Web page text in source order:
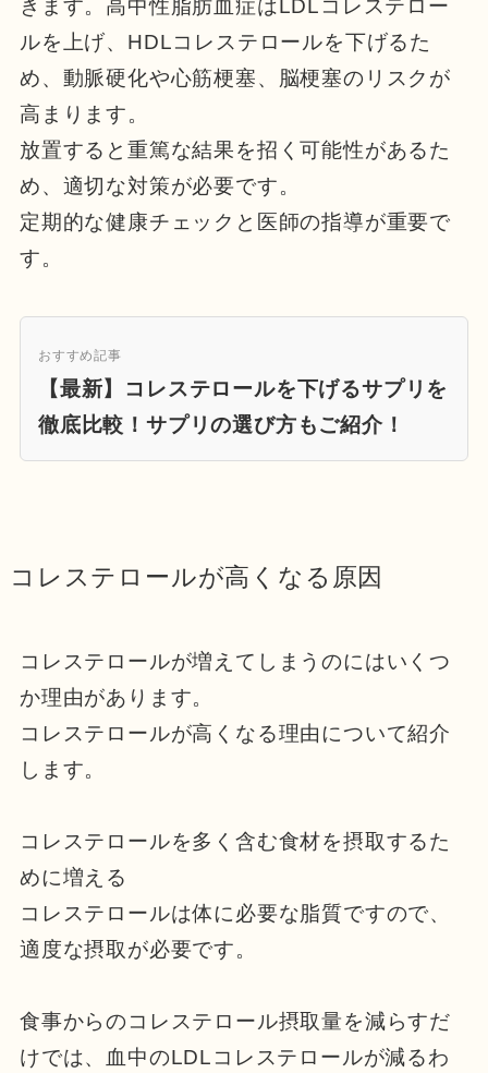
きます。高中性脂肪血症はLDLコレステロー
ルを上げ、HDLコレステロールを下げるた
め、動脈硬化や心筋梗塞、脳梗塞のリスクが
高まります。
放置すると重篤な結果を招く可能性があるた
め、適切な対策が必要です。
定期的な健康チェックと医師の指導が重要で
す。
おすすめ記事
【最新】コレステロールを下げるサプリを
徹底比較！サプリの選び方もご紹介！
コレステロールが高くなる原因
コレステロールが増えてしまうのにはいくつ
か理由があります。
コレステロールが高くなる理由について紹介
します。
コレステロールを多く含む食材を摂取するた
めに増える
コレステロールは体に必要な脂質ですので、
適度な摂取が必要です。
食事からのコレステロール摂取量を減らすだ
けでは、血中のLDLコレステロールが減るわ